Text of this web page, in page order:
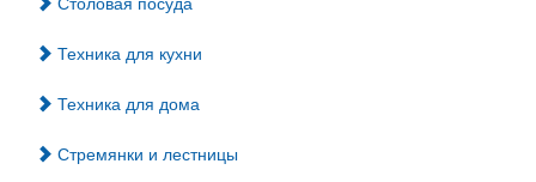
Техника для кухни
Техника для дома
Стремянки и лестницы